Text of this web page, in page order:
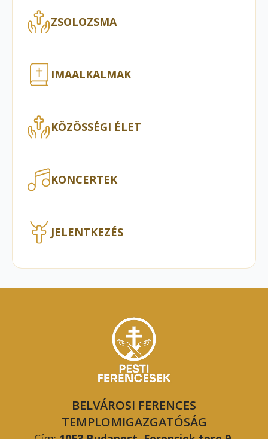
ZSOLOZSMA
IMAALKALMAK
KÖZÖSSÉGI ÉLET
KONCERTEK
JELENTKEZÉS
BELVÁROSI FERENCES
TEMPLOMIGAZGATÓSÁG